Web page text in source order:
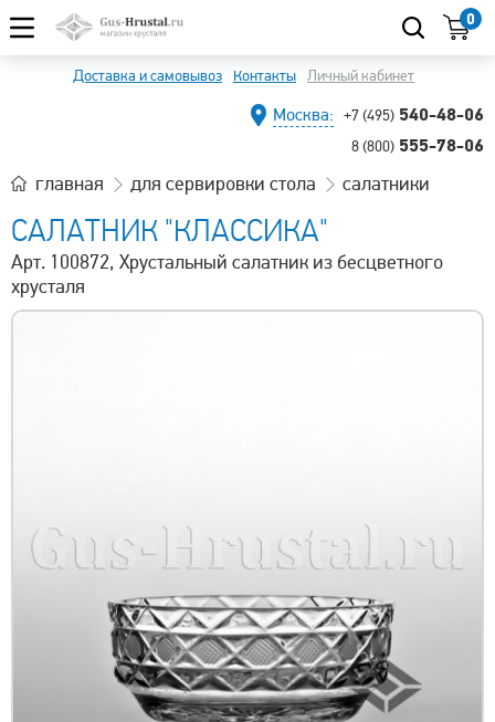
0
Доставка и самовывоз Контакты Личный кабинет
Москва: +7 (495) 540-48-06
8 (800) 555-78-06
главная для сервировки стола салатники
САЛАТНИК "КЛАССИКА"
Арт. 100872, Хрустальный салатник из бесцветного
хрусталя